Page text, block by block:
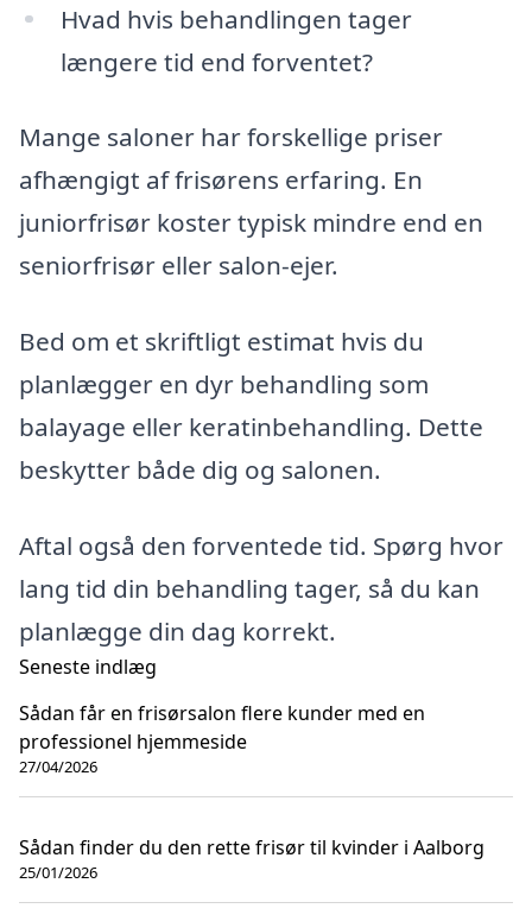
Hvad hvis behandlingen tager
længere tid end forventet?
Mange saloner har forskellige priser
afhængigt af frisørens erfaring. En
juniorfrisør koster typisk mindre end en
seniorfrisør eller salon-ejer.
Bed om et skriftligt estimat hvis du
planlægger en dyr behandling som
balayage eller keratinbehandling. Dette
beskytter både dig og salonen.
Aftal også den forventede tid. Spørg hvor
lang tid din behandling tager, så du kan
planlægge din dag korrekt.
Seneste indlæg
Sådan får en frisørsalon flere kunder med en
professionel hjemmeside
27/04/2026
Sådan finder du den rette frisør til kvinder i Aalborg
25/01/2026